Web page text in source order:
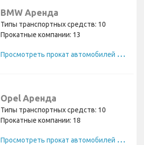
BMW Аренда
Типы транспортных средств: 10
Прокатные компании: 13
П
росмотреть прокат автомобилей BMW
Opel Аренда
Типы транспортных средств: 10
Прокатные компании: 18
П
росмотреть прокат автомобилей Opel